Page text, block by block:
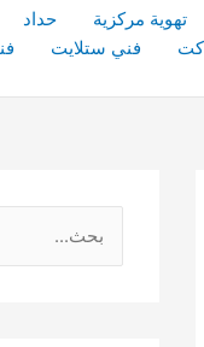
تهوية مركزية حداد
فني ستلايت